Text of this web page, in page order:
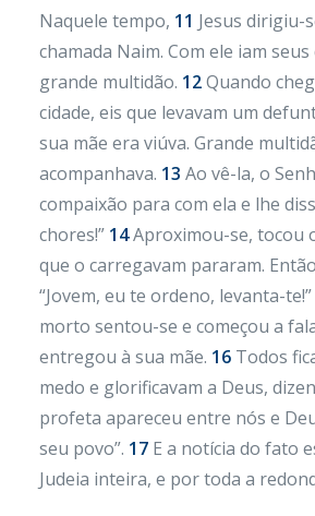
Naquele tempo, 11 Jesus dirigiu-
chamada Naim. Com ele iam
grande multidão. 12Quando
cidade, eis que levavam um
sua mãe era viúva. Grande
acompanhava. 13 Ao vê-la, o
compaixão para com ela e lhe
chores!” 14Aproximou-se, tocou
que o carregavam pararam.
“Jovem, eu te ordeno, levanta-te!”
morto sentou-se e começou a
entregou à sua mãe. 16 Todos
medo e glorificavam a Deus,
profeta apareceu entre nós e
seu povo”. 17 E a notícia do fato
Judeia inteira, e por toda a